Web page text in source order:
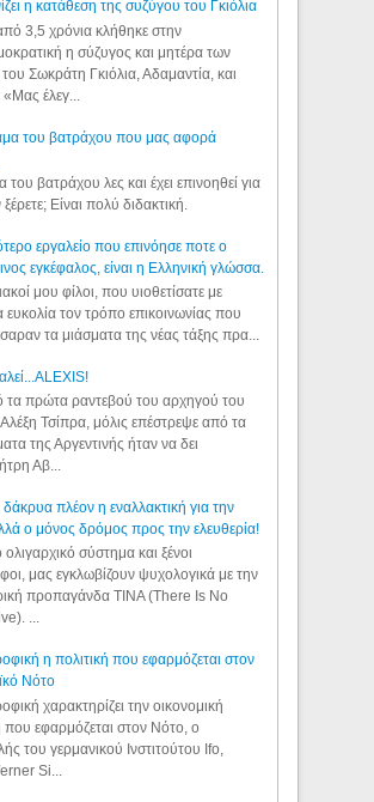
η κατάθεση της συζύγου του Γκιόλια
3,5 χρόνια κλήθηκε στην
η σύζυγος και μητέρα των
Σωκράτη Γκιόλια, Αδαμαντία, και
έλεγ...
του βατράχου που μας αφορά
του βατράχου λες και έχει επινοηθεί για
Είναι πολύ διδακτική.
εργαλείο που επινόησε ποτε ο
εγκέφαλος, είναι η Ελληνική γλώσσα.
μου φίλοι, που υιοθετίσατε με
ευκολία τον τρόπο επικοινωνίας που
τα μιάσματα της νέας τάξης πρα...
πρώτα ραντεβού του αρχηγού του
Τσίπρα, μόλις επέστρεψε από τα
της Αργεντινής ήταν να δει
Αβ...
δάκρυα πλέον η εναλλακτική για την
ο μόνος δρόμος προς την ελευθερία!
σύστημα και ξένοι
μας εγκλωβίζουν ψυχολογικά με την
προπαγάνδα TINA (There Is No
...
η πολιτική που εφαρμόζεται στον
Νότο
χαρακτηρίζει την οικονομική
που εφαρμόζεται στον Νότο, ο
του γερμανικού Ινστιτούτου Ifo,
Si...